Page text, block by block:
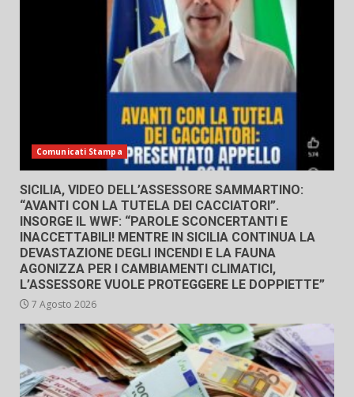
Comunicati Stampa
SICILIA, VIDEO DELL’ASSESSORE SAMMARTINO:
“AVANTI CON LA TUTELA DEI CACCIATORI”.
INSORGE IL WWF: “PAROLE SCONCERTANTI E
INACCETTABILI! MENTRE IN SICILIA CONTINUA LA
DEVASTAZIONE DEGLI INCENDI E LA FAUNA
AGONIZZA PER I CAMBIAMENTI CLIMATICI,
L’ASSESSORE VUOLE PROTEGGERE LE DOPPIETTE”
7 Agosto 2026